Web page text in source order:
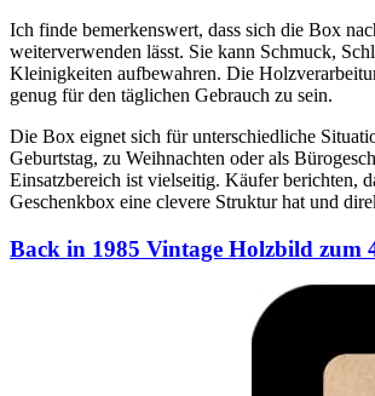
Ich finde bemerkenswert, dass sich die Box
weiterverwenden lässt. Sie kann Schmuck,
Kleinigkeiten aufbewahren. Die
genug für den täglichen Gebrauch zu sein.
Die Box eignet sich für unterschiedliche
Geburtstag, zu Weihnachten oder als
Einsatzbereich ist vielseitig. Käufer berichten,
Geschenkbox eine clevere Struktur hat und
Back in 1985 Vintage Holzbild zum